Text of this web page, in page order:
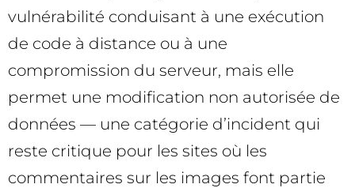
vulnérabilité conduisant à une exécution
de code à distance ou à une
compromission du serveur, mais elle
permet une modification non autorisée de
données — une catégorie d’incident qui
reste critique pour les sites où les
commentaires sur les images font partie